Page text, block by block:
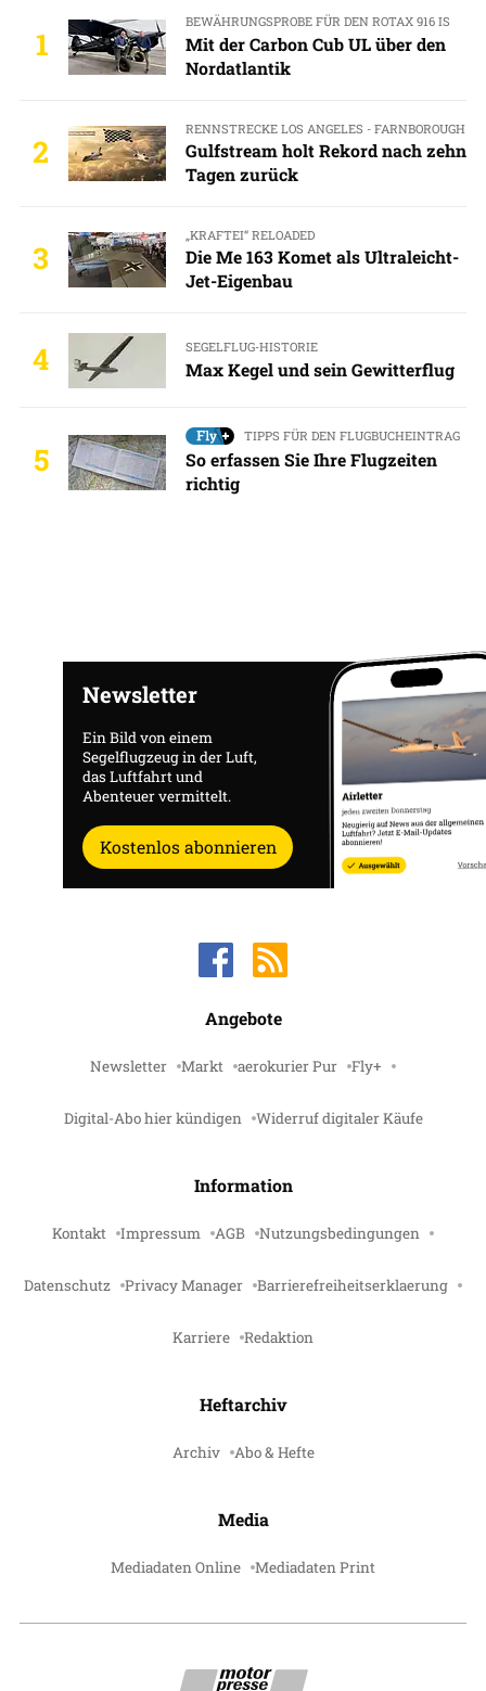
1
BEWÄHRUNGSPROBE FÜR DEN ROTAX 916 IS
Mit der Carbon Cub UL über den
Nordatlantik
2
RENNSTRECKE LOS ANGELES - FARNBOROUGH
Gulfstream holt Rekord nach zehn
Tagen zurück
3
„KRAFTEI“ RELOADED
Die Me 163 Komet als Ultraleicht-
Jet-Eigenbau
4 SEGELFLUG-HISTORIE
Max Kegel und sein Gewitterflug
5
TIPPS FÜR DEN FLUGBUCHEINTRAG
So erfassen Sie Ihre Flugzeiten
richtig
Newsletter
Ein Bild von einem
Segelflugzeug in der Luft,
das Luftfahrt und
Abenteuer vermittelt.
Kostenlos abonnieren
Angebote
Newsletter Markt aerokurier Pur Fly+
Digital-Abo hier kündigen Widerruf digitaler Käufe
Information
Kontakt Impressum AGB Nutzungsbedingungen
Datenschutz Privacy Manager Barrierefreiheitserklaerung
Karriere Redaktion
Heftarchiv
Archiv Abo & Hefte
Media
Mediadaten Online Mediadaten Print